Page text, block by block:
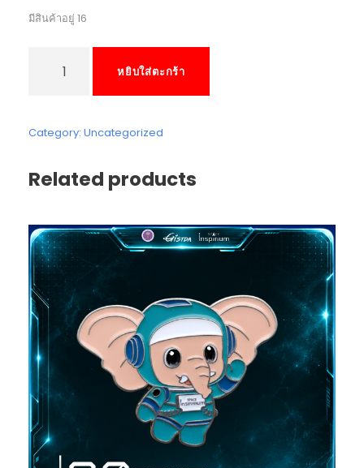
มีสินค้าอยู่ 16
พ
กุ
แ
จ
อ
ะ
ค
ริ
ลิ
ค
P
A
C
หยิบใส่ตะกร้า
Category: Uncategorized
Related products